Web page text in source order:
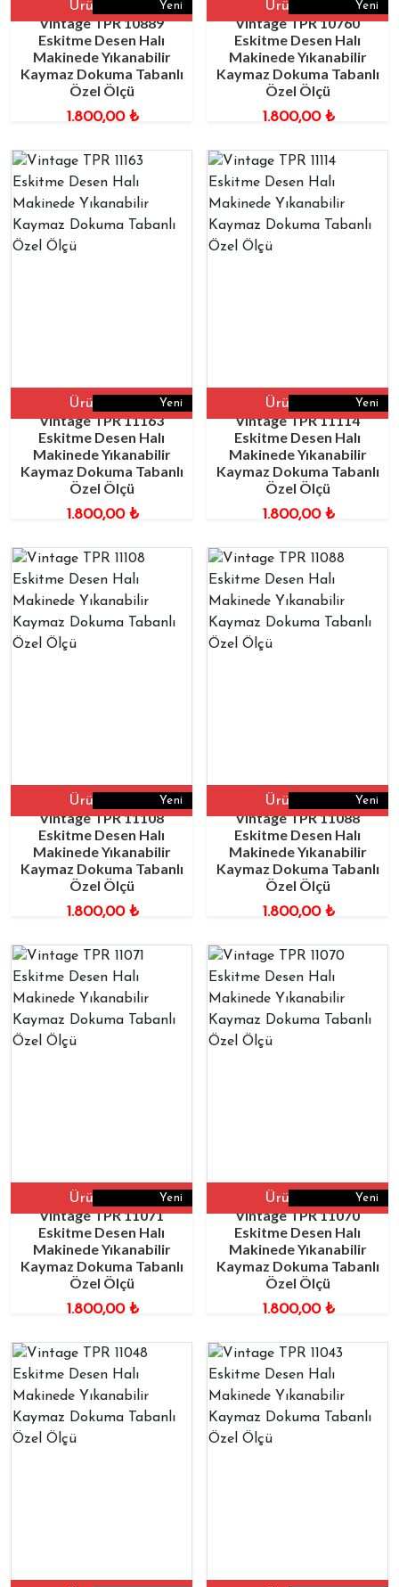
Yeni
Ürüne Git
Vintage TPR 10889
Eskitme Desen Halı
Makinede Yıkanabilir
Kaymaz Dokuma Tabanlı
Özel Ölçü
1.800,00 ₺
Yeni
Ürüne Git
Vintage TPR 10760
Eskitme Desen Halı
Makinede Yıkanabilir
Kaymaz Dokuma Tabanlı
Özel Ölçü
1.800,00 ₺
Yeni
Ürüne Git
Vintage TPR 11163
Eskitme Desen Halı
Makinede Yıkanabilir
Kaymaz Dokuma Tabanlı
Özel Ölçü
1.800,00 ₺
Yeni
Ürüne Git
Vintage TPR 11114
Eskitme Desen Halı
Makinede Yıkanabilir
Kaymaz Dokuma Tabanlı
Özel Ölçü
1.800,00 ₺
Yeni
Ürüne Git
Vintage TPR 11108
Eskitme Desen Halı
Makinede Yıkanabilir
Kaymaz Dokuma Tabanlı
Özel Ölçü
1.800,00 ₺
Yeni
Ürüne Git
Vintage TPR 11088
Eskitme Desen Halı
Makinede Yıkanabilir
Kaymaz Dokuma Tabanlı
Özel Ölçü
1.800,00 ₺
Yeni
Ürüne Git
Vintage TPR 11071
Eskitme Desen Halı
Makinede Yıkanabilir
Kaymaz Dokuma Tabanlı
Özel Ölçü
1.800,00 ₺
Yeni
Ürüne Git
Vintage TPR 11070
Eskitme Desen Halı
Makinede Yıkanabilir
Kaymaz Dokuma Tabanlı
Özel Ölçü
1.800,00 ₺